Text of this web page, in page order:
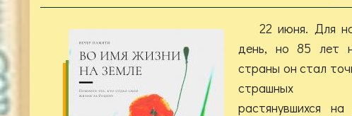
22 июня. Для
день, но 85 лет
страны он стал
страшных
растянувшихся